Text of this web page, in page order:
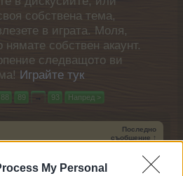
My Personal
собствена тема,
в играта. Моля,
нямате собствен акаунт.
следващото ви
Играйте тук
88 89 → 93 Напред >
Последно
съобщение ↑